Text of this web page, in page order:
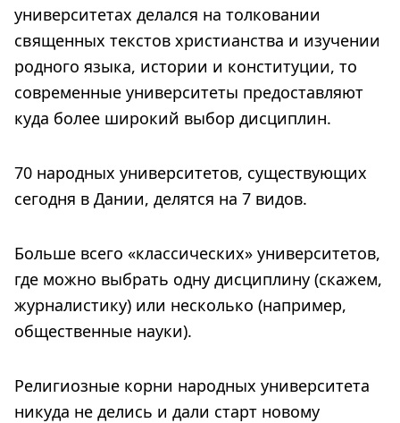
университетах делался на толковании
священных текстов христианства и изучении
родного языка, истории и конституции, то
современные университеты предоставляют
куда более широкий выбор дисциплин.
70 народных университетов, существующих
сегодня в Дании, делятся на 7 видов.
Больше всего «классических» университетов,
где можно выбрать одну дисциплину (скажем,
журналистику) или несколько (например,
общественные науки).
Религиозные корни народных университета
никуда не делись и дали старт новому